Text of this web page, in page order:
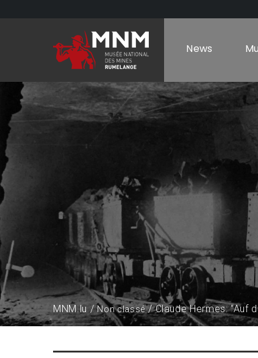
News
MNM.lu Non classé Claude Hermes: “Auf